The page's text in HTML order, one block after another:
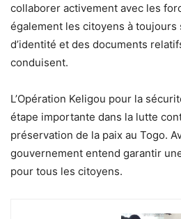
collaborer activement avec les
également les citoyens à toujours
d’identité et des documents
conduisent.
L’Opération Keligou pour la
étape importante dans la lutte
préservation de la paix au Togo.
gouvernement entend garantir
pour tous les citoyens.